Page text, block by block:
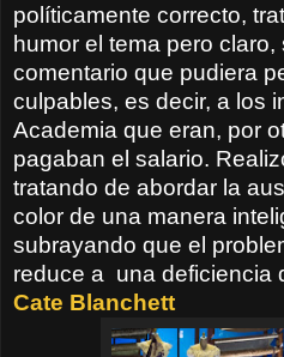
políticamente correcto,
humor el tema pero
comentario que pudiera
culpables, es decir, a los
Academia que eran, por
pagaban el salario.
tratando de abordar la
color de una manera
subrayando que el
reduce a una deficiencia
Cate Blanchett